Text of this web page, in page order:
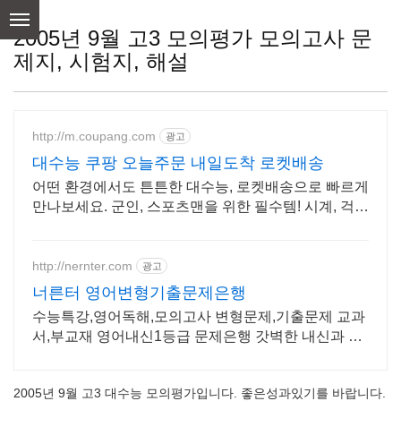
content
2005년 9월 고3 모의평가 모의고사 문
제지, 시험지, 해설
http://m.coupang.com 광고
대수능 쿠팡 오늘주문 내일도착 로켓배송
어떤 환경에서도 튼튼한 대수능, 로켓배송으로 빠르게
만나보세요. 군인, 스포츠맨을 위한 필수템! 시계, 걱정
http://nernter.com 광고
너른터 영어변형기출문제은행
수능특강,영어독해,모의고사 변형문제,기출문제 교과
서,부교재 영어내신1등급 문제은행 갓벽한 내신과 수
2005년 9월 고3 대수능 모의평가입니다. 좋은성과있기를 바랍니다.